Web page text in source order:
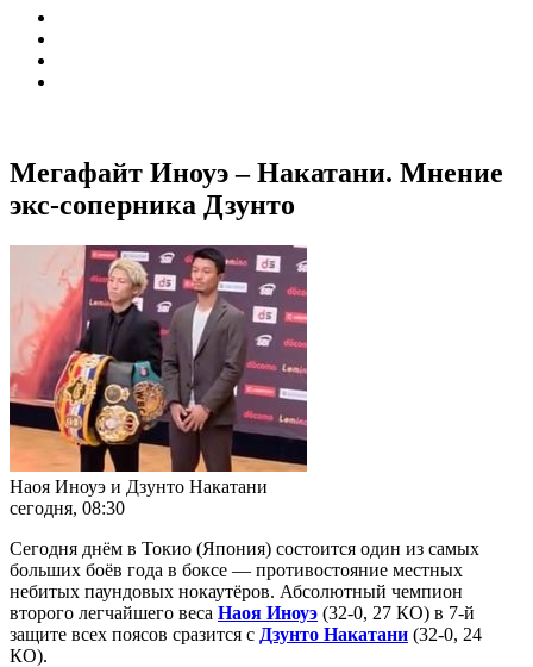
Мегафайт Иноуэ – Накатани. Мнение
экс-соперника Дзунто
Наоя Иноуэ и Дзунто Накатани
сегодня, 08:30
Сегодня днём в Токио (Япония) состоится один из самых
больших боёв года в боксе — противостояние местных
небитых паундовых нокаутёров. Абсолютный чемпион
второго легчайшего веса Наоя Иноуэ (32-0, 27 КО) в 7-й
защите всех поясов сразится с Дзунто Накатани (32-0, 24
КО).